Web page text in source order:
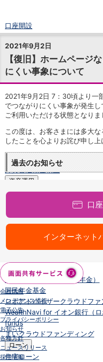
口座開設
ログイン
チャット
メニュー
商品・サービス
預金
円預金TOP
普通預金
定期預金
積立式定期預金
外貨預金TOP
外貨定期預金
外貨普通預金積立
資産運用
投資信託TOP
投信つみたて
NISA
金銭信託のしくみ
iDeCo・国民年金基金
iDeCo（個人型確定拠出年金）
国民年金基金
ロボアドバイザークラウドフ
WealthNavi for イオン銀行（ロ
funds
まいクラウドファンディング
ローン
住宅ローン
2021年9月2日
【復旧】ホームページ
にくい事象について
2021年9月2日 7：30頃より一
でつながりにくい事象が発生
ご利用いただける状態となりま
この度は、お客さまには多大
したことを心よりお詫び申し上
過去のお知らせ
口
インターネット
会社情報
メンテナンス情報
電子公告
プライバシーポリシー
お知らせ
各種方針
ニュースリリース
採用情報